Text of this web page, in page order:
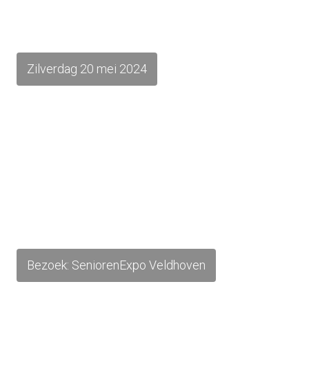
Zilverdag 20 mei 2024
Bezoek: SeniorenExpo Veldhoven